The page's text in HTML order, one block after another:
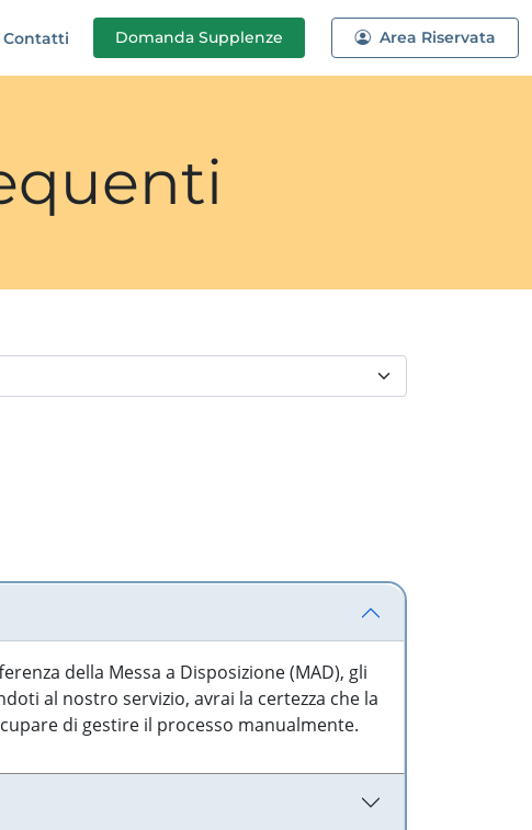
Contatti Domanda Supplenze Area Riservata
della Messa a Disposizione (MAD), gli
al nostro servizio, avrai la certezza che la
di gestire il processo manualmente.